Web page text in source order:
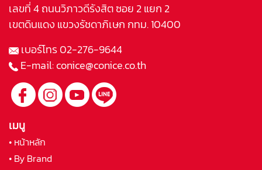
เลขที่ 4 ถนนวิภาวดีรังสิต ซอย 2 แยก 2
เขตดินแดง แขวงรัชดาภิเษก กทม. 10400
เบอร์โทร02-276-9644
E-mail:conice@conice.co.th
เมนู
• หน้าหลัก
• By Brand